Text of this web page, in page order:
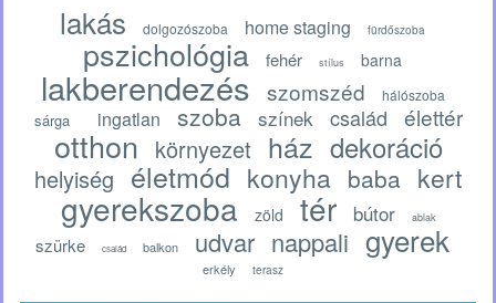
lakás dolgozószoba home staging fürdőszoba
pszichológia fehér stílus barna
lakberendezés szomszéd hálószoba
sárga ingatlan szoba színek család élettér
otthon környezet ház dekoráció
helyiség életmód konyha baba kert
gyerekszoba zöld tér bútor ablak
szürke család balkon udvar nappali gyerek
erkély terasz